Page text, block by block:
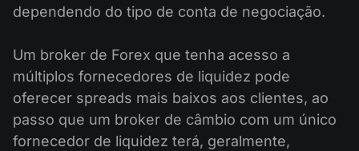
dependendo do tipo de conta de negociação.
Um broker de Forex que tenha acesso a
múltiplos fornecedores de liquidez pode
oferecer spreads mais baixos aos clientes, ao
passo que um broker de câmbio com um único
fornecedor de liquidez terá, geralmente,